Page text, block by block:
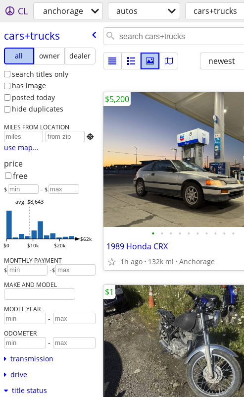
CL anchorage autos cars+trucks
cars+trucks
all owner
dealer
search titles only
has image
posted today
hide duplicates
MILES FROM LOCATION

use map...
price
free
$ – $
$0 $10k $20k
$62k
avg: $8,643
MONTHLY PAYMENT
$ -$
MAKE AND MODEL
MODEL YEAR
-
ODOMETER
-
transmission
drive
title status
newest
• • • • • • • • • •
1989 Honda CRX
1h ago 132k mi Anchorage
$5,200
$1